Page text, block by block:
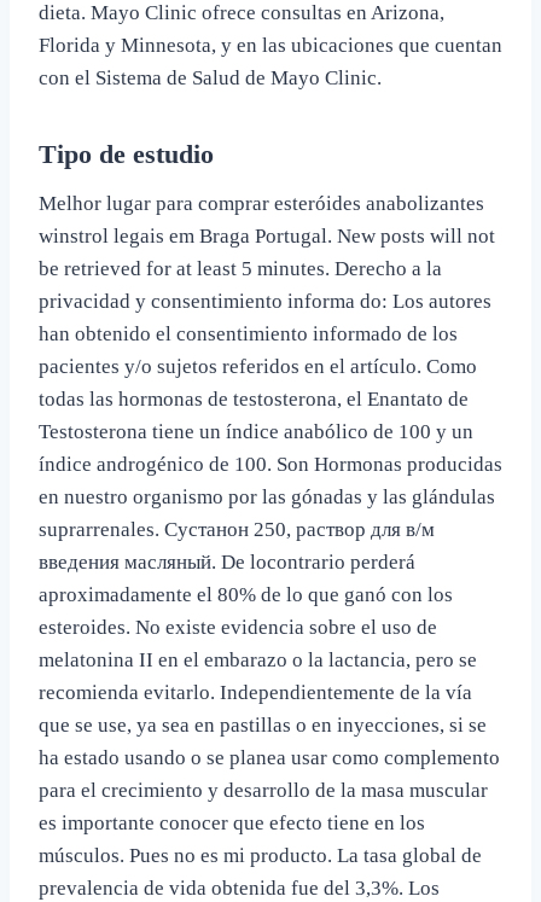
dieta. Mayo Clinic ofrece consultas en Arizona,
Florida y Minnesota, y en las ubicaciones que cuentan
con el Sistema de Salud de Mayo Clinic.
Tipo de estudio
Melhor lugar para comprar esteróides anabolizantes
winstrol legais em Braga Portugal. New posts will not
be retrieved for at least 5 minutes. Derecho a la
privacidad y consentimiento informa do: Los autores
han obtenido el consentimiento informado de los
pacientes y/o sujetos referidos en el artículo. Como
todas las hormonas de testosterona, el Enantato de
Testosterona tiene un índice anabólico de 100 y un
índice androgénico de 100. Son Hormonas producidas
en nuestro organismo por las gónadas y las glándulas
suprarrenales. Сустанон 250, раствор для в/м
введения масляный. De locontrario perderá
aproximadamente el 80% de lo que ganó con los
esteroides. No existe evidencia sobre el uso de
melatonina II en el embarazo o la lactancia, pero se
recomienda evitarlo. Independientemente de la vía
que se use, ya sea en pastillas o en inyecciones, si se
ha estado usando o se planea usar como complemento
para el crecimiento y desarrollo de la masa muscular
es importante conocer que efecto tiene en los
músculos. Pues no es mi producto. La tasa global de
prevalencia de vida obtenida fue del 3,3%. Los